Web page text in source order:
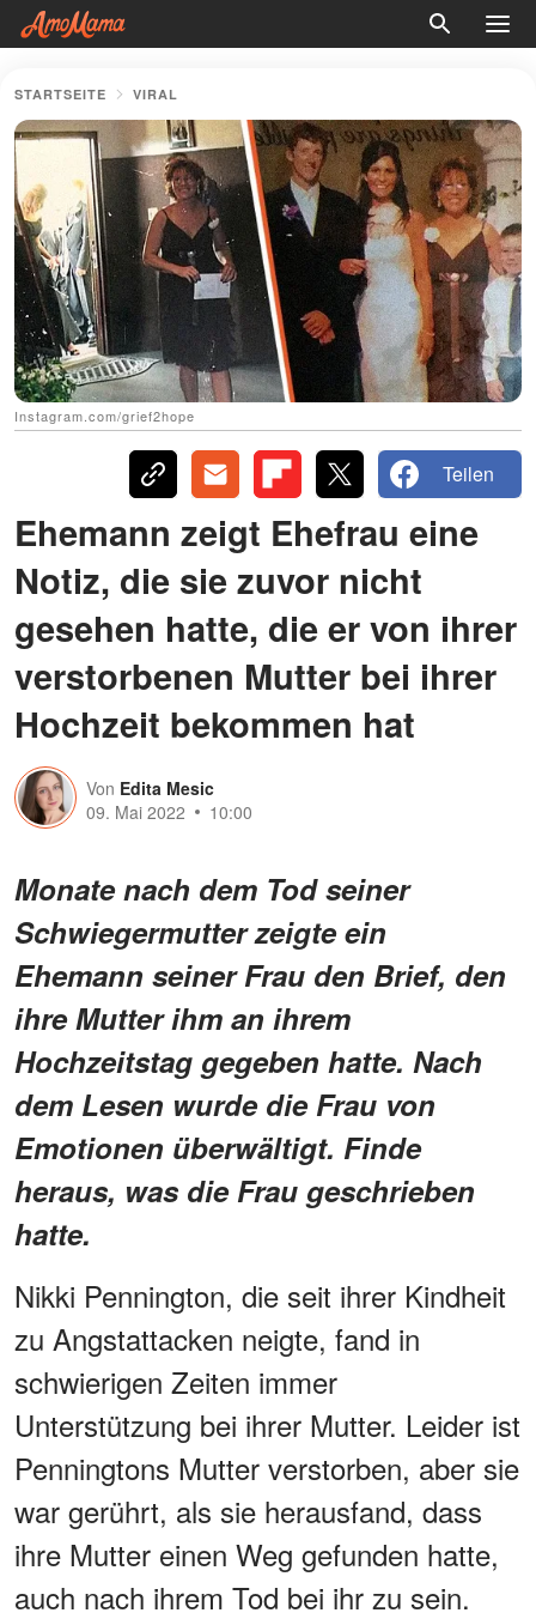
STARTSEITE VIRAL
Instagram.com/grief2hope
Teilen
Ehemann zeigt Ehefrau eine
Notiz, die sie zuvor nicht
gesehen hatte, die er von ihrer
verstorbenen Mutter bei ihrer
Hochzeit bekommen hat
Von Edita Mesic
09. Mai 2022
10:00
Monate nach dem Tod seiner
Schwiegermutter zeigte ein
Ehemann seiner Frau den Brief, den
ihre Mutter ihm an ihrem
Hochzeitstag gegeben hatte. Nach
dem Lesen wurde die Frau von
Emotionen überwältigt. Finde
heraus, was die Frau geschrieben
hatte.
Nikki Pennington, die seit ihrer Kindheit
zu Angstattacken neigte, fand in
schwierigen Zeiten immer
Unterstützung bei ihrer Mutter. Leider ist
Penningtons Mutter verstorben, aber sie
war gerührt, als sie herausfand, dass
ihre Mutter einen Weg gefunden hatte,
auch nach ihrem Tod bei ihr zu sein.